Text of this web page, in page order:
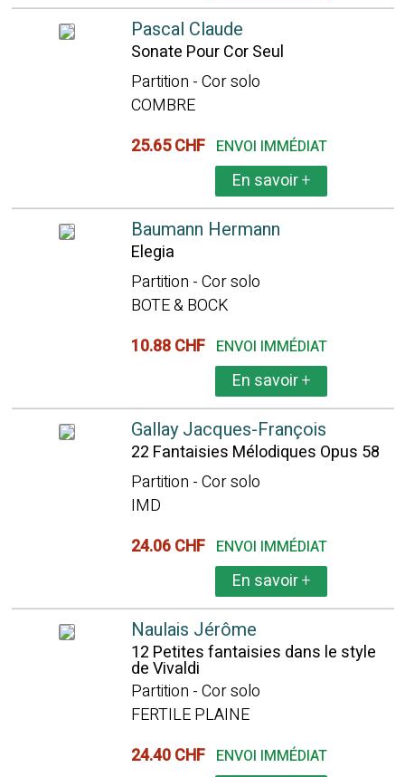
Pascal Claude
Sonate Pour Cor Seul
Partition - Cor solo
COMBRE
25.65 CHF ENVOI IMMÉDIAT
En savoir+
Baumann Hermann
Elegia
Partition - Cor solo
BOTE & BOCK
10.88 CHF ENVOI IMMÉDIAT
En savoir+
Gallay Jacques-François
22 Fantaisies Mélodiques Opus 58
Partition - Cor solo
IMD
24.06 CHF ENVOI IMMÉDIAT
En savoir+
Naulais Jérôme
12 Petites fantaisies dans le style
de Vivaldi
Partition - Cor solo
FERTILE PLAINE
24.40 CHF ENVOI IMMÉDIAT